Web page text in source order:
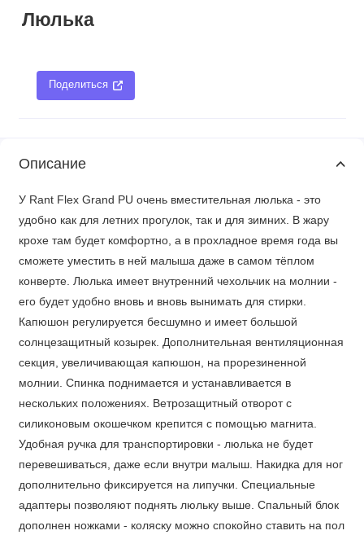
Люлька
Поделиться
Описание
У Rant Flex Grand PU очень вместительная люлька - это
удобно как для летних прогулок, так и для зимних. В жару
крохе там будет комфортно, а в прохладное время года вы
сможете уместить в ней малыша даже в самом тёплом
конверте. Люлька имеет внутренний чехольчик на молнии -
его будет удобно вновь и вновь вынимать для стирки.
Капюшон регулируется бесшумно и имеет большой
солнцезащитный козырек. Дополнительная вентиляционная
секция, увеличивающая капюшон, на прорезиненной
молнии. Спинка поднимается и устанавливается в
нескольких положениях. Ветрозащитный отворот с
силиконовым окошечком крепится с помощью магнита.
Удобная ручка для транспортировки - люлька не будет
перевешиваться, даже если внутри малыш. Накидка для ног
дополнительно фиксируется на липучки. Специальные
адаптеры позволяют поднять люльку выше. Спальный блок
дополнен ножками - коляску можно спокойно ставить на пол